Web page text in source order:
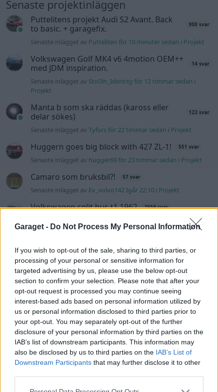
Garaget - Do Not Process My Personal Information
If you wish to opt-out of the sale, sharing to third parties, or
processing of your personal or sensitive information for
targeted advertising by us, please use the below opt-out
section to confirm your selection. Please note that after your
opt-out request is processed you may continue seeing
interest-based ads based on personal information utilized by
us or personal information disclosed to third parties prior to
your opt-out. You may separately opt-out of the further
disclosure of your personal information by third parties on the
IAB’s list of downstream participants. This information may
also be disclosed by us to third parties on the IAB’s List of
Downstream Participants that may further disclose it to other
Senaste projektinläggen
Puttelitens projekt Audi S2 Avant. Back
to basic. + garagefix.
900 svar
Senaste inlägget av Putteliten för 10 minuter sedan i Projekt
Volkswagen Golf MK4 v6 4motion OEM++
med JDM inspiration.
14 svar
Senaste inlägget av Stol3n_Identity för 12 timmar sedan i
Projekt
Manta b som ska räddas (kaross eller
delar sökes)
122 svar
Senaste inlägget avTyfors för 22 timmar sedan i Projekt
Huggern goes big block with 427 ZL-1! 551 svar
Senaste inlägget av hugger69 för 23 timmar sedan i Projekt
Camaro som bruksbil?! 57 svar
Senaste inlägget av Ev_volvo142 Igår 22:10 i Projekt
Volkswagen split bus t1 1962 2559 svar
Senaste inlägget av16vt4m Igår 19:51 iProjekt
Vw 1956 oval prosjekt 11 svar
Senaste inlägget avjarleb Igår 17:26i Projekt
Volvo 245 ?Turbo?
Senaste inlägget avMarurb1 onsdag 23:42iProjekt
Renovering av en Honda Civic Aerodeck
VTi
181 svar
Senaste inlägget avXebers76 onsdag 20:48 iProjekt
Nyaste forumtrådarna